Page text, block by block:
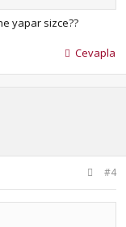
yapar sizce??
Cevapla
#4